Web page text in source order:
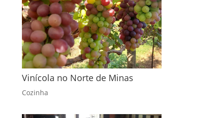
Vinícola no Norte de Minas
Cozinha